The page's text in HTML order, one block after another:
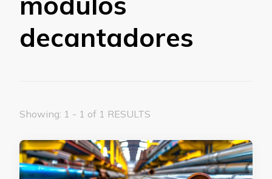
decantadores
Showing: 1 - 1 of 1 RESULTS